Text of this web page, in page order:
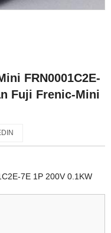
FRN0001C2E-
Fuji Frenic-Mini
7E 1P 200V 0.1KW